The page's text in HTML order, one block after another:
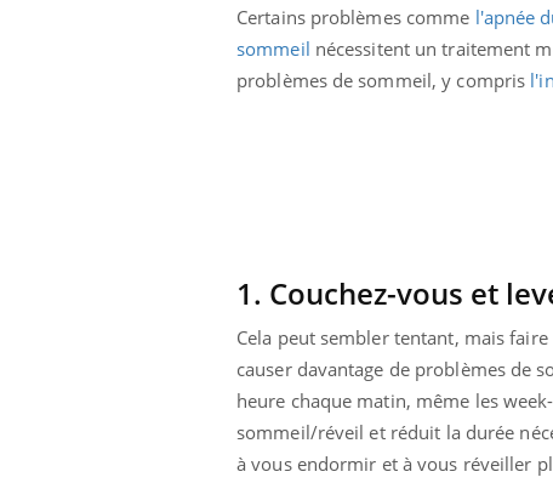
Certains problèmes comme l'apnée
sommeil nécessitent un traitement
problèmes de sommeil, y compris
1. Couchez-vous et
Cela peut sembler tentant, mais
causer davantage de problèmes de
heure chaque matin, même les
sommeil/réveil et réduit la durée
à vous endormir et à vous réveiller
Insuline & Charge mentale : et si on
osait en parler??Youtube
En 2026, l'insuline dans le diabète de type 2
reste entourée d'idées reçues chez les
sont